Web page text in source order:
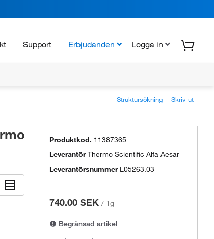
Support Erbjudanden Logga in
Struktursökning Skriv ut
Produktkod. 11387365
LeverantörThermo Scientific Alfa Aesar
Leverantörsnummer L05263.03
740.00 SEK / 1g
Begränsad artikel